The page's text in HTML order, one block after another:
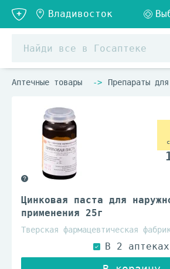
Аптечные товары Препараты
Цинковая паста для
применения 25г
Тверская фармацевтическая